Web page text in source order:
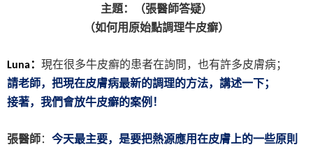
主題：（張醫師答疑）
（如何用原始點調理牛皮癬）
Luna： 現在很多牛皮癬的患者在詢問，也有許多皮膚病；
請老師，把現在皮膚病最新的調理的方法，講述一下；
接著，我們會放牛皮癬的案例！
張醫師： 今天最主要，是要把熱源應用在皮膚上的一些原則